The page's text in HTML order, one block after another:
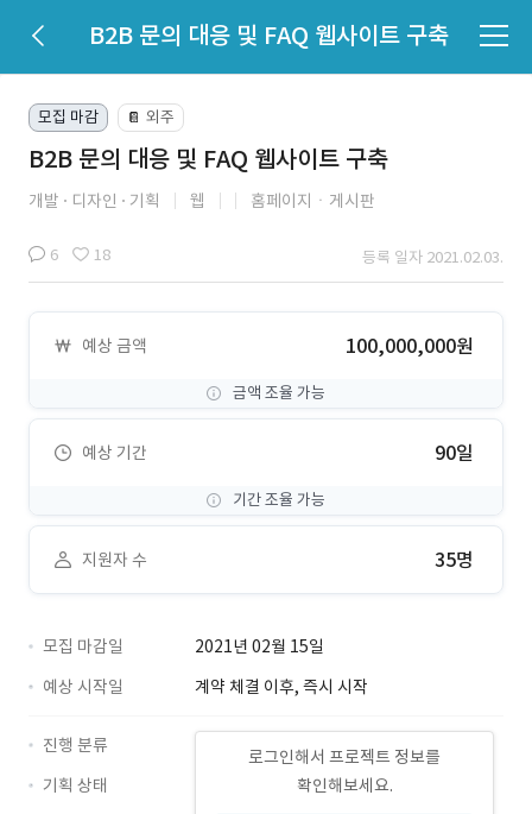
B2B 문의 대응 및 FAQ 웹사이트 구축
모집 마감 📔 외주
B2B 문의 대응 및 FAQ 웹사이트 구축
개발 디자인 기획 웹 홈페이지ㆍ게시판
6 18 등록 일자 2021.02.03.
예상 금액 100,000,000원
금액 조율 가능
예상 기간 90일
기간 조율 가능
지원자 수 35명
모집 마감일
2021년 02월 15일
예상 시작일
계약 체결 이후, 즉시 시작
로그인해서 프로젝트 정보를
확인해보세요.
진행 분류
기획 상태